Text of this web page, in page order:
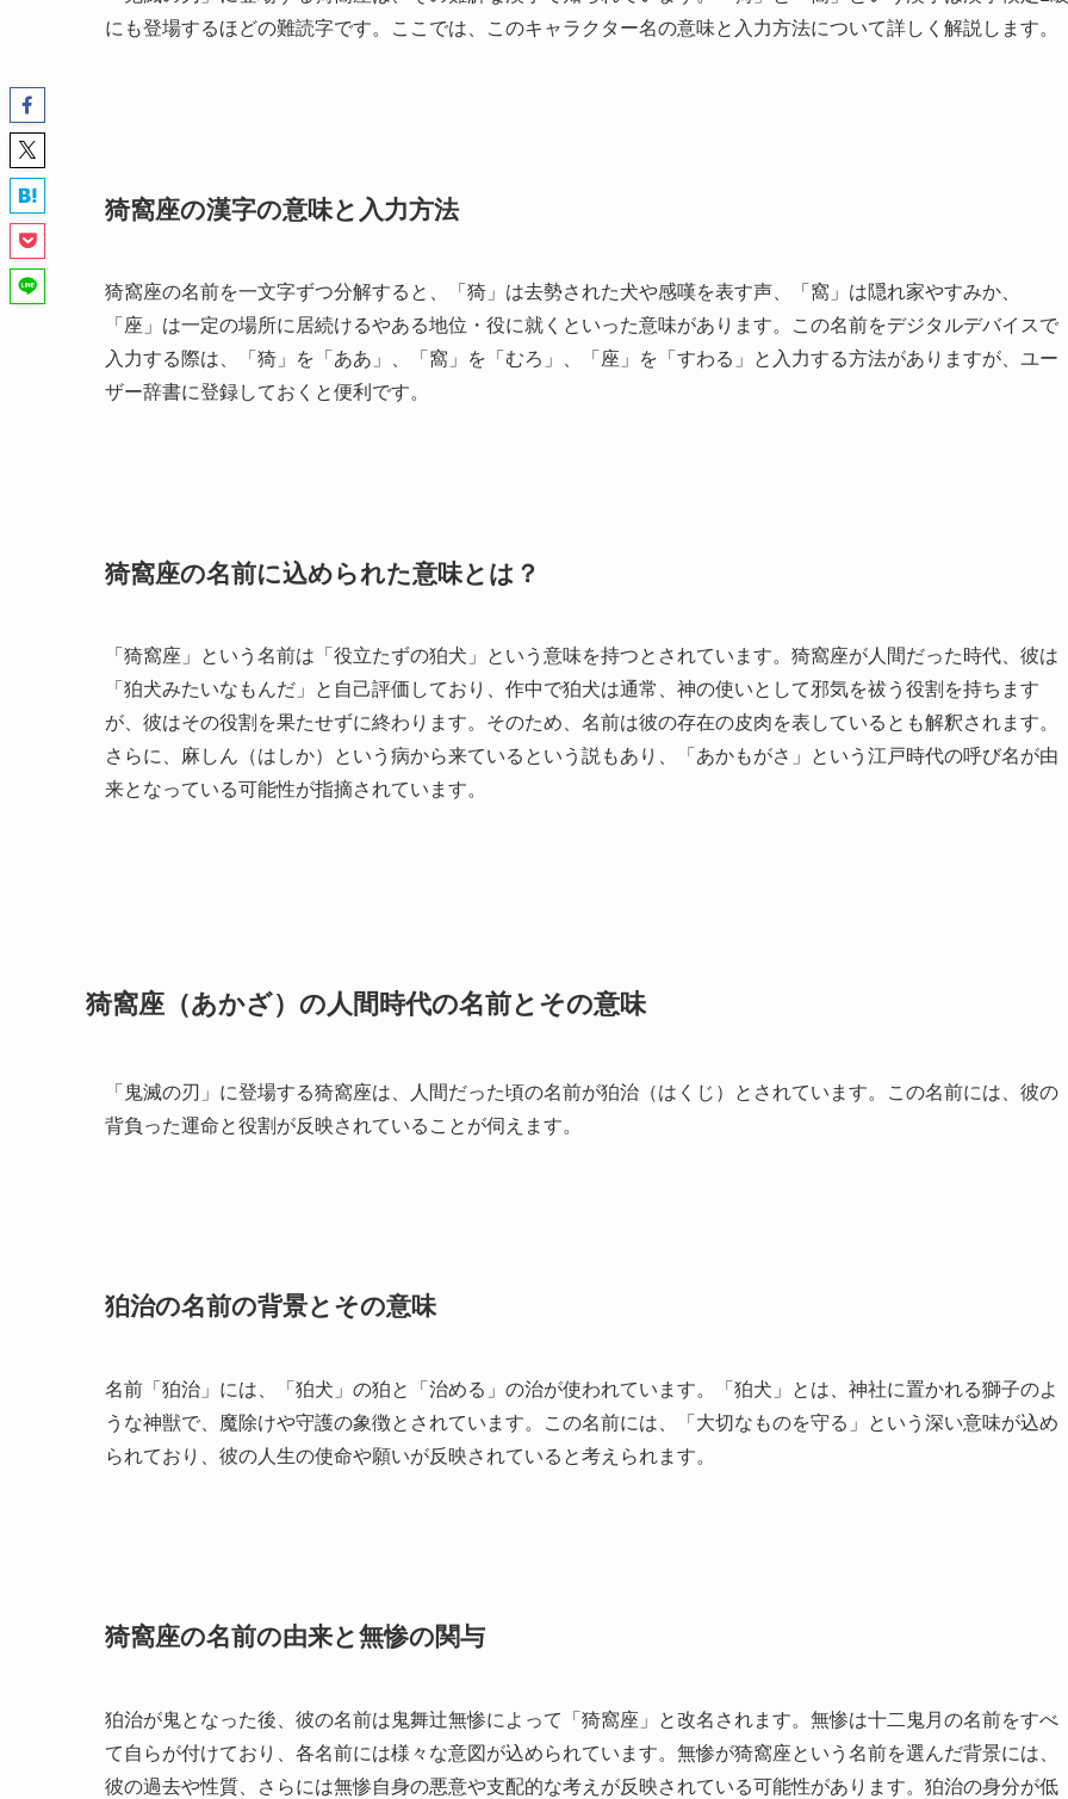
にも登場するほどの難読字です。ここでは、このキャラクター名の意味と入力方法について詳しく解説します。
猗窩座の漢字の意味と入力方法
猗窩座の名前を一文字ずつ分解すると、「猗」は去勢された犬や感嘆を表す声、「窩」は隠れ家やすみか、
「座」は一定の場所に居続けるやある地位・役に就くといった意味があります。この名前をデジタルデバイスで
入力する際は、「猗」を「ああ」、「窩」を「むろ」、「座」を「すわる」と入力する方法がありますが、ユー
ザー辞書に登録しておくと便利です。
猗窩座の名前に込められた意味とは？
「猗窩座」という名前は「役立たずの狛犬」という意味を持つとされています。猗窩座が人間だった時代、彼は
「狛犬みたいなもんだ」と自己評価しており、作中で狛犬は通常、神の使いとして邪気を祓う役割を持ちます
が、彼はその役割を果たせずに終わります。そのため、名前は彼の存在の皮肉を表しているとも解釈されます。
さらに、麻しん（はしか）という病から来ているという説もあり、「あかもがさ」という江戸時代の呼び名が由
来となっている可能性が指摘されています。
猗窩座（あかざ）の人間時代の名前とその意味
「鬼滅の刃」に登場する猗窩座は、人間だった頃の名前が狛治（はくじ）とされています。この名前には、彼の
背負った運命と役割が反映されていることが伺えます。
狛治の名前の背景とその意味
名前「狛治」には、「狛犬」の狛と「治める」の治が使われています。「狛犬」とは、神社に置かれる獅子のよ
うな神獣で、魔除けや守護の象徴とされています。この名前には、「大切なものを守る」という深い意味が込め
られており、彼の人生の使命や願いが反映されていると考えられます。
猗窩座の名前の由来と無惨の関与
狛治が鬼となった後、彼の名前は鬼舞辻無惨によって「猗窩座」と改名されます。無惨は十二鬼月の名前をすべ
て自らが付けており、各名前には様々な意図が込められています。無惨が猗窩座という名前を選んだ背景には、
彼の過去や性質、さらには無惨自身の悪意や支配的な考えが反映されている可能性があります。狛治の身分が低